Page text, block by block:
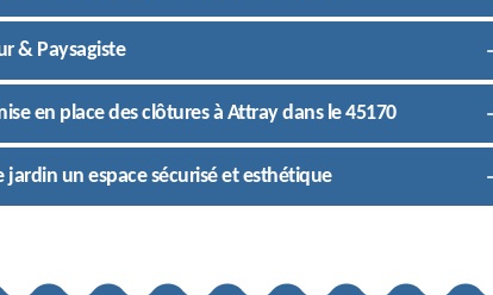
& Paysagiste
en place des clôtures à Attray dans le 45170
un espace sécurisé et esthétique